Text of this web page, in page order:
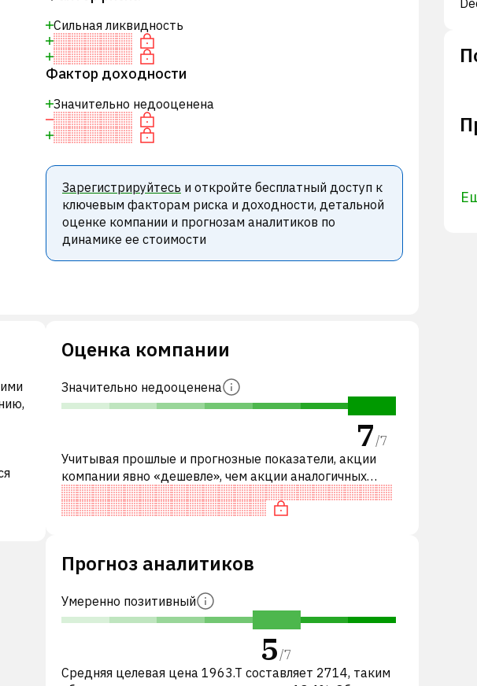
Сильная ликвидность
Фактор доходности
Значительно недооценена
Зарегистрируйтесь и откройте бесплатный доступ к
ключевым факторам риска и доходности, детальной
оценке компании и прогнозам аналитиков по
динамике ее стоимости
Оценка компании
Значительно недооценена
7 /7
Учитывая прошлые и прогнозные показатели, акции
компании явно «дешевле», чем акции аналогичных
компаний. В частности, акция справедливо оценена по
P/E и недооценена по EV
Прогноз аналитиков
Умеренно позитивный
5/7
Средняя целевая цена 1963.T составляет 2714, таким